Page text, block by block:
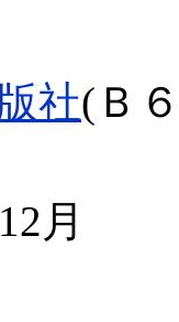
社(Ｂ
月